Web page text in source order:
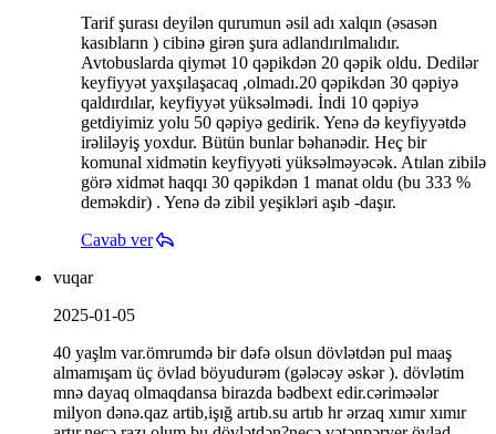
Tarif şurası deyilən qurumun əsil adı xalqın (əsasən
kasıbların ) cibinə girən şura adlandırılmalıdır.
Avtobuslarda qiymət 10 qəpikdən 20 qəpik oldu. Dedilər
keyfiyyət yaxşılaşacaq ,olmadı.20 qəpikdən 30 qəpiyə
qaldırdılar, keyfiyyət yüksəlmədi. İndi 10 qəpiyə
getdiyimiz yolu 50 qəpiyə gedirik. Yenə də keyfiyyətdə
irəliləyiş yoxdur. Bütün bunlar bəhanədir. Heç bir
komunal xidmətin keyfiyyəti yüksəlməyəcək. Atılan zibilə
görə xidmət haqqı 30 qəpikdən 1 manat oldu (bu 333 %
deməkdir) . Yenə də zibil yeşikləri aşıb -daşır.
Cavab ver
vuqar
2025-01-05
40 yaşlm var.ömrumdə bir dəfə olsun dövlətdən pul maaş
almamışam üç övlad böyudurəm (gələcəy əskər ). dövlətim
mnə dayaq olmaqdansa birazda bədbext edir.cəriməələr
milyon dənə.qaz artib,işığ artıb.su artıb hr ərzaq xımır xımır